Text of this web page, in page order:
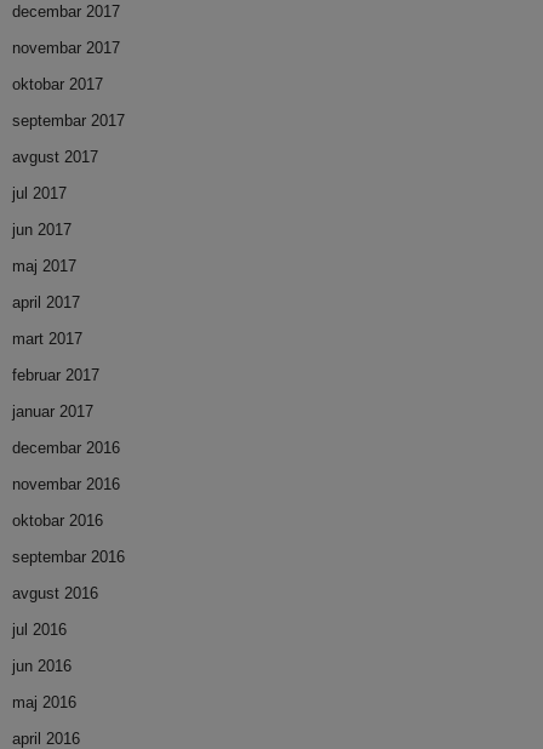
decembar 2017
novembar 2017
oktobar 2017
septembar 2017
avgust 2017
jul 2017
jun 2017
maj 2017
april 2017
mart 2017
februar 2017
januar 2017
decembar 2016
novembar 2016
oktobar 2016
septembar 2016
avgust 2016
jul 2016
jun 2016
maj 2016
april 2016